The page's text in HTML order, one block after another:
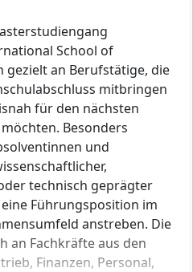
School of
gezielt an Berufstätige, die
mitbringen
für den nächsten
Besonders
und
technisch geprägter
Führungsposition im
anstreben. Die
an Fachkräfte aus den
Finanzen, Personal,